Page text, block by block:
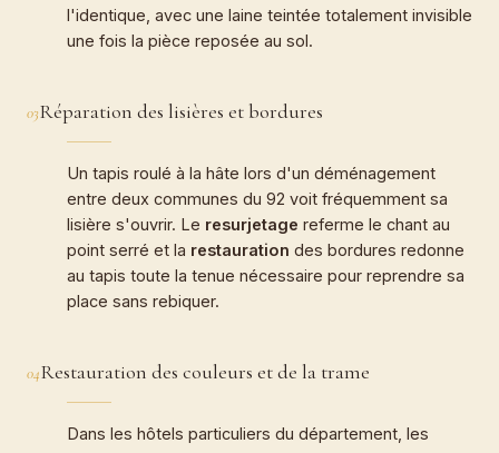
l'identique, avec une laine teintée totalement invisible
une fois la pièce reposée au sol.
03Réparation des lisières et bordures
Un tapis roulé à la hâte lors d'un déménagement
entre deux communes du 92 voit fréquemment sa
lisière s'ouvrir. Le resurjetage referme le chant au
point serré et la restauration des bordures redonne
au tapis toute la tenue nécessaire pour reprendre sa
place sans rebiquer.
04Restauration des couleurs et de la trame
Dans les hôtels particuliers du département, les